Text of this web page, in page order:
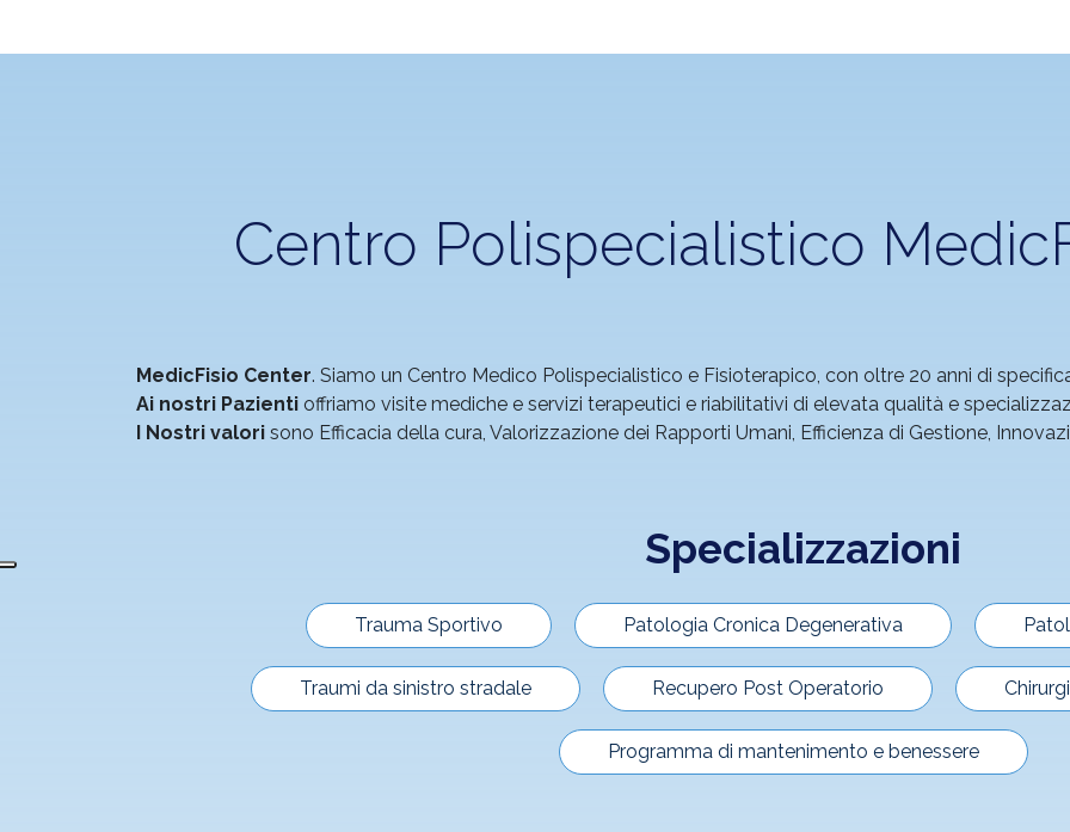
Centro Polispecialistico
MedicFisio Center. Siamo un Centro Medico Polispecialistico e Fisioterapico, con oltre 20 anni di
Ai nostri Pazienti offriamo visite mediche e servizi terapeutici e riabilitativi di elevata qualità e
I Nostri valori sono Efficacia della cura, Valorizzazione dei Rapporti Umani, Efficienza di Gestione,
Specializzazioni
Trauma Sportivo Patologia Cronica Degenerativa
Traumi da sinistro stradale Recupero Post Operatorio
Programma di mantenimento e benessere